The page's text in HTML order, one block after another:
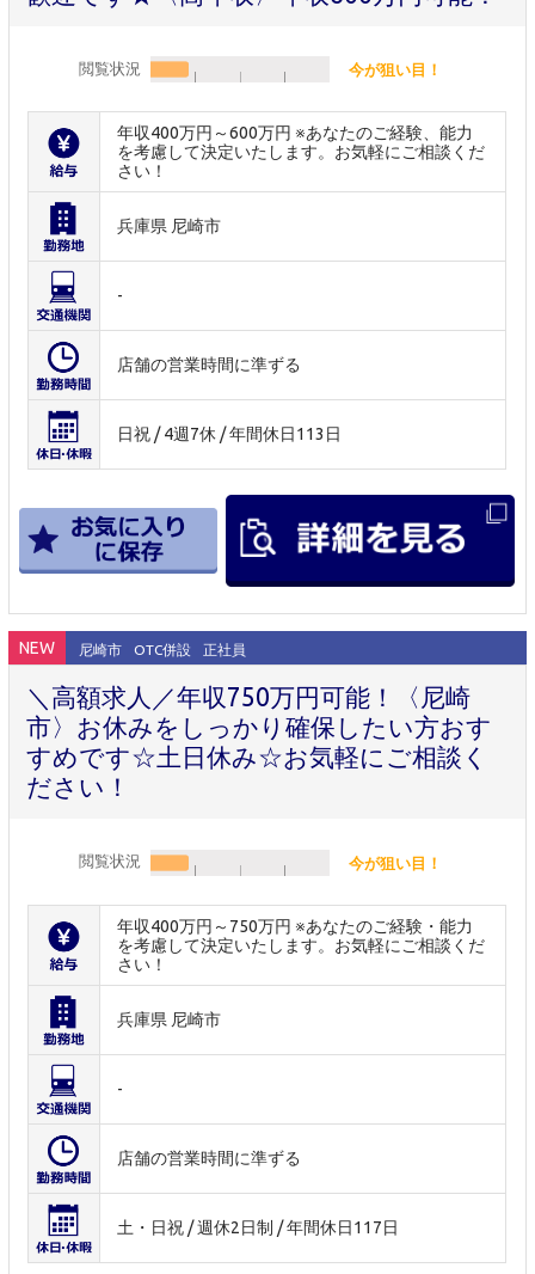
閲覧状況 今が狙い目！
年収400万円～600万円 ※あなたのご経験、能力
を考慮して決定いたします。お気軽にご相談くだ
さい！
兵庫県 尼崎市
-
店舗の営業時間に準ずる
日祝 / 4週7休 / 年間休日113日
NEW 尼崎市 OTC併設 正社員
＼高額求人／年収750万円可能！〈尼崎
市〉お休みをしっかり確保したい方おす
すめです☆土日休み☆お気軽にご相談く
ださい！
閲覧状況 今が狙い目！
年収400万円～750万円 ※あなたのご経験・能力
を考慮して決定いたします。お気軽にご相談くだ
さい！
兵庫県 尼崎市
-
店舗の営業時間に準ずる
土・日祝 / 週休2日制 / 年間休日117日